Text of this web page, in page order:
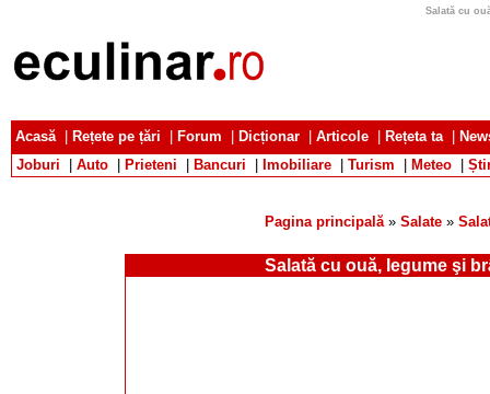
Salată cu
Acasă| Rețete pe țări Forum Dicționar Articole Rețeta ta|
Joburi
Auto Prieteni Bancuri Imobiliare Turism Meteo
Pagina principală» Salate »
Salată cu ouă, legume şi